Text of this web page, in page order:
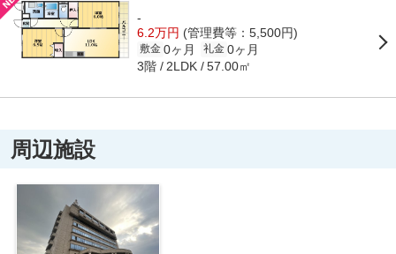
-
6.2万円 (管理費等：5,500円)
敷金 0ヶ月 礼金 0ヶ月
3階 2LDK 57.00㎡
周辺施設